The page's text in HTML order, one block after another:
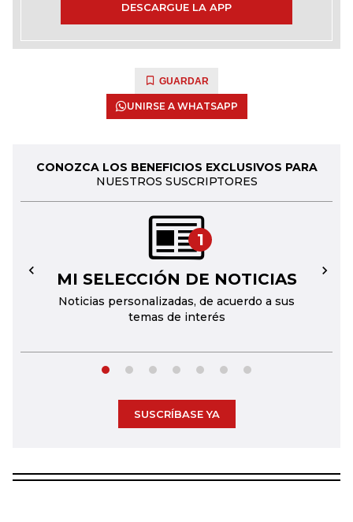
DESCARGUE LA APP
GUARDAR
UNIRSE A WHATSAPP
CONOZCA LOS BENEFICIOS EXCLUSIVOS PARA
NUESTROS SUSCRIPTORES
1
MI SELECCIÓN DE NOTICIAS
Noticias personalizadas, de acuerdo a sus
temas de interés
← →
SUSCRÍBASE YA